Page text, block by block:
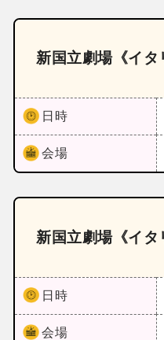
新国立劇場《イタ
日時
会場
新国立劇場《イタ
日時
会場